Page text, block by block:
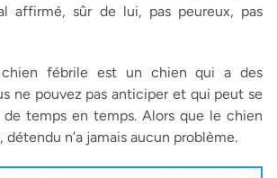
affirmé, sûr de lui, pas peureux, pas
chien fébrile est un chien qui a des
ne pouvez pas anticiper et qui peut se
de temps en temps. Alors que le chien
n’a jamais aucun problème.